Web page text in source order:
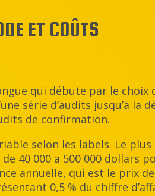
ET COÛTS
qui débute par le choix
série d’audits jusqu’à la
de confirmation.
selon les labels. Le plus
40 000 a 500 000 dollars
annuelle, qui est le prix
0,5 % du chiffre